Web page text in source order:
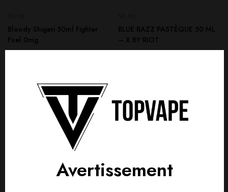
Bloody Shigeri 50ml Fighter
Fuel 0mg
15,00€
BLUE RAZZ PASTÈQUE 50 ML
– X BY RIOT
17,50€
Avertissement